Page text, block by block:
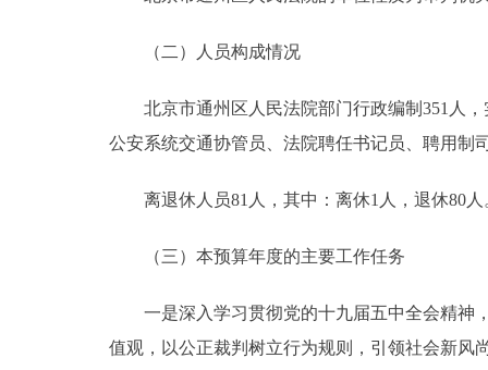
（二）人员构成情况
北京市通州区人民法院部门行政编制351人，
公安系统交通协管员、法院聘任书记员、聘用制
离退休人员81人，其中：离休1人，退休80人
（三）本预算年度的主要工作任务
一是深入学习贯彻党的十九届五中全会精神，
值观，以公正裁判树立行为规则，引领社会新风